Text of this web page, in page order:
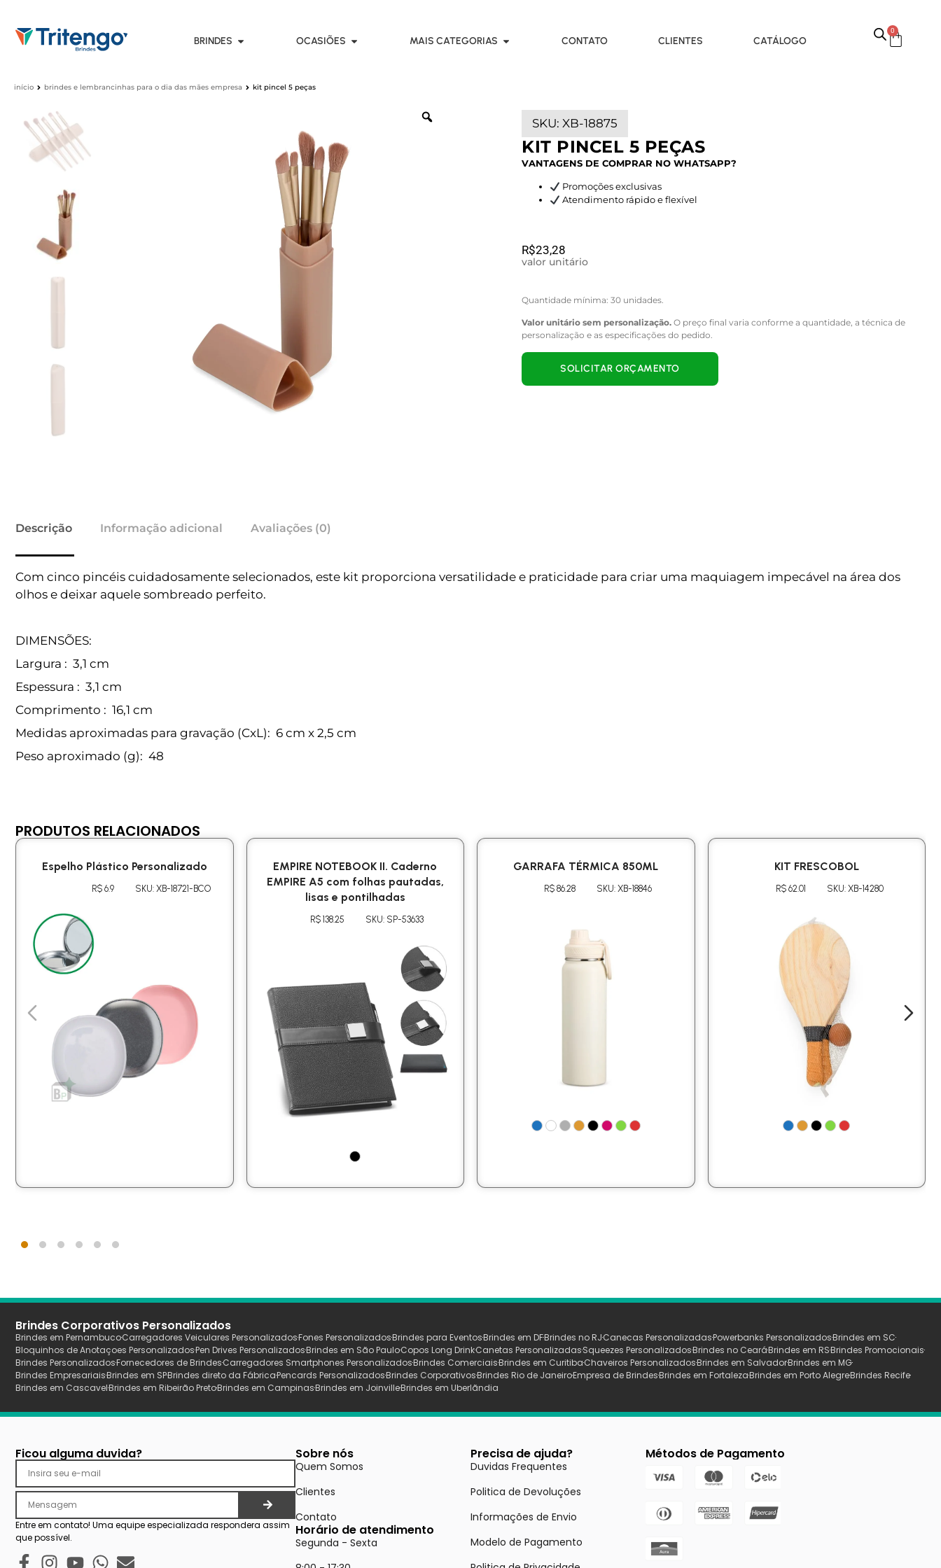
BRINDES OCASIÕES MAIS CATEGORIAS CONTATO CLIENTES CATÁLOGO
0
início brindes e lembrancinhas para o dia das mães empresa kit pincel 5 peças
SKU: XB-18875
KIT PINCEL 5 PEÇAS
VANTAGENS DE COMPRAR NO WHATSAPP?
Promoções exclusivas
Atendimento rápido e flexível
R$23,28
valor unitário
Quantidade mínima: 30 unidades.
Valor unitário sem personalização. O preço final varia conforme a quantidade, a técnica de
personalização e as especificações do pedido.
SOLICITAR ORÇAMENTO
Descrição Informação adicional Avaliações (0)
Com cinco pincéis cuidadosamente selecionados, este kit proporciona versatilidade e praticidade para criar uma maquiagem impecável na área dos
olhos e deixar aquele sombreado perfeito.
DIMENSÕES:
Largura : 3,1 cm
Espessura : 3,1 cm
Comprimento : 16,1 cm
Medidas aproximadas para gravação (CxL): 6 cm x 2,5 cm
Peso aproximado (g): 48
PRODUTOS RELACIONADOS
Espelho Plástico Personalizado
R$ 6.9 SKU: XB-18721-BCO
EMPIRE NOTEBOOK II. Caderno
EMPIRE A5 com folhas pautadas,
lisas e pontilhadas
R$ 138.25 SKU: SP-53633
GARRAFA TÉRMICA 850ML
R$ 86.28 SKU: XB-18846
KIT FRESCOBOL
R$ 62.01 SKU: XB-14280
Brindes Corporativos Personalizados
Brindes em PernambucoCarregadores Veiculares PersonalizadosFones PersonalizadosBrindes para EventosBrindes em DFBrindes no RJCanecas PersonalizadasPowerbanks PersonalizadosBrindes em SC
Bloquinhos de Anotaçoes PersonalizadosPen Drives PersonalizadosBrindes em São PauloCopos Long DrinkCanetas PersonalizadasSqueezes PersonalizadosBrindes no CearáBrindes em RSBrindes Promocionais
Brindes PersonalizadosFornecedores de BrindesCarregadores Smartphones PersonalizadosBrindes ComerciaisBrindes em CuritibaChaveiros PersonalizadosBrindes em SalvadorBrindes em MG
Brindes EmpresariaisBrindes em SPBrindes direto da FábricaPencards PersonalizadosBrindes CorporativosBrindes Rio de JaneiroEmpresa de BrindesBrindes em FortalezaBrindes em Porto AlegreBrindes Recife
Brindes em CascavelBrindes em Ribeirão PretoBrindes em CampinasBrindes em JoinvilleBrindes em Uberlãndia
Ficou alguma duvida?
Entre em contato! Uma equipe especializada respondera assim
que possível.
Sobre nós
Quem Somos
Clientes
Contato
Horário de atendimento
Segunda - Sexta
Precisa de ajuda?
Duvidas Frequentes
Politica de Devoluções
Informações de Envio
Modelo de Pagamento
Métodos de Pagamento